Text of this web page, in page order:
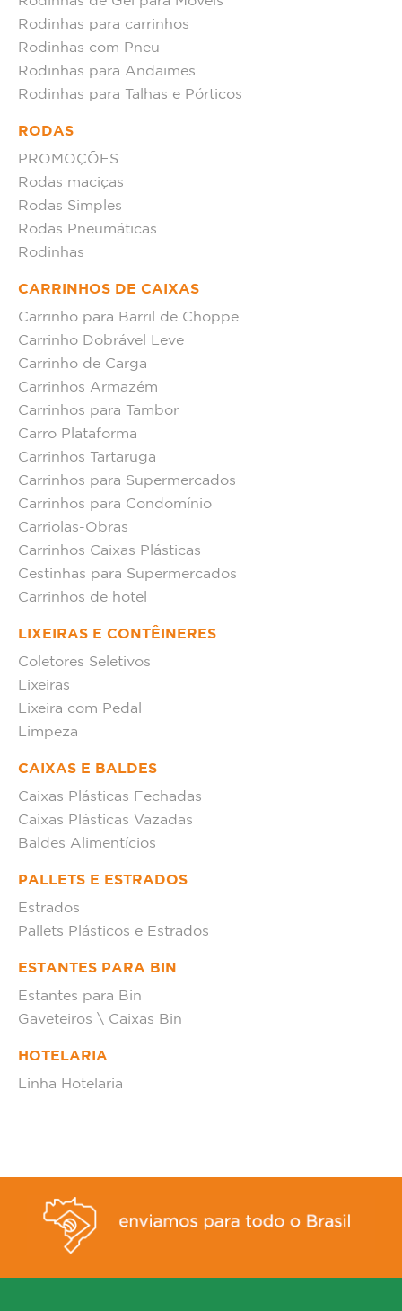
Rodinhas para carrinhos
Rodinhas com Pneu
Rodinhas para Andaimes
Rodinhas para Talhas e Pórticos
RODAS
PROMOÇÕES
Rodas maciças
Rodas Simples
Rodas Pneumáticas
Rodinhas
CARRINHOS DE CAIXAS
Carrinho para Barril de Choppe
Carrinho Dobrável Leve
Carrinho de Carga
Carrinhos Armazém
Carrinhos para Tambor
Carro Plataforma
Carrinhos Tartaruga
Carrinhos para Supermercados
Carrinhos para Condomínio
Carriolas-Obras
Carrinhos Caixas Plásticas
Cestinhas para Supermercados
Carrinhos de hotel
LIXEIRAS E CONTÊINERES
Coletores Seletivos
Lixeiras
Lixeira com Pedal
Limpeza
CAIXAS E BALDES
Caixas Plásticas Fechadas
Caixas Plásticas Vazadas
Baldes Alimentícios
PALLETS E ESTRADOS
Estrados
Pallets Plásticos e Estrados
ESTANTES PARA BIN
Estantes para Bin
Gaveteiros \ Caixas Bin
HOTELARIA
Linha Hotelaria